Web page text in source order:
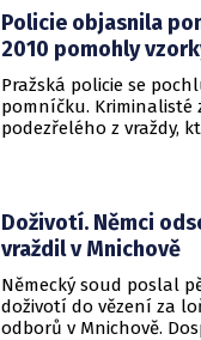
Policie objasnila
2010 pomohly
Pražská policie se
pomníčku.
podezřelého z vraždy,
Doživotí. Němci
vraždil v Mnichově
Německý soud poslal
doživotí do vězení za
odborů v Mnichově.